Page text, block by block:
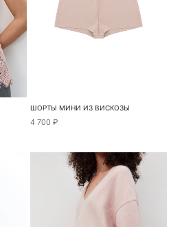
ШОРТЫ МИНИ ИЗ ВИСКОЗЫ
4 700 ₽